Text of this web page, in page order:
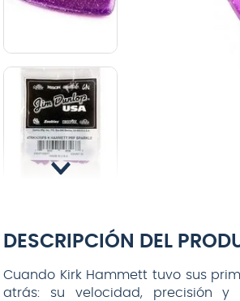
DESCRIPCIÓN DEL
Cuando Kirk Hammett tuvo sus
atrás: su velocidad, precisión y